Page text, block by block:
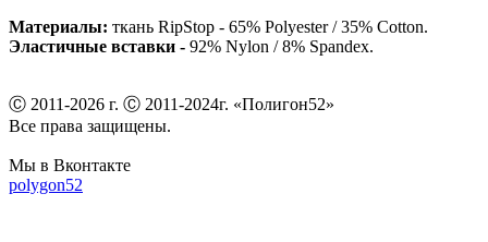
Материалы: ткань RipStop - 65% Polyester / 35% Cotton.
Эластичные вставки - 92% Nylon / 8% Spandex.
Ⓒ 2011-2026 г. Ⓒ 2011-2024г. «Полигон52»
Все права защищены.
Мы в Вконтакте
polygon52